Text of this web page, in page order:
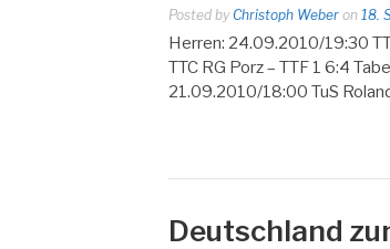
Posted by Christoph Weber on 18.
Herren: 24.09.2010/19:30
TTC RG Porz – TTF 1 6:4
21.09.2010/18:00 TuS
Deutschland